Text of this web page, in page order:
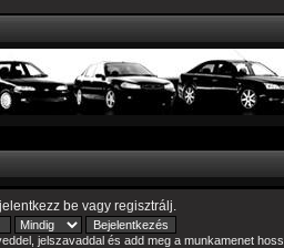
jelentkezz be vagy regisztrálj
jelszavaddal és add meg a munkamenet